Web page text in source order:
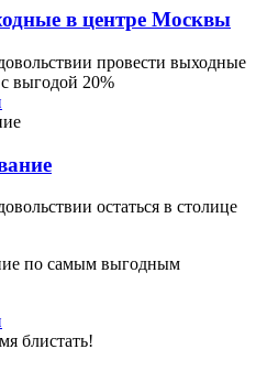
в центре Москвы
провести выходные
выгодой 20%
остаться в столице
по самым выгодным